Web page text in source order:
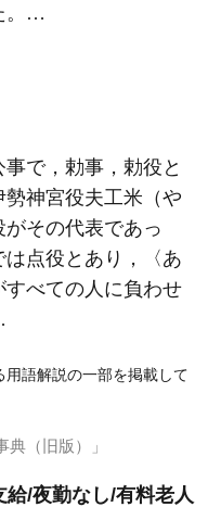
。…
で，勅事，勅役と
神宮役夫工米（や
がその代表であっ
点役とあり，〈あ
べての人に負わせ
語解説の一部を掲載して
（旧版）」
/夜勤なし/有料老人